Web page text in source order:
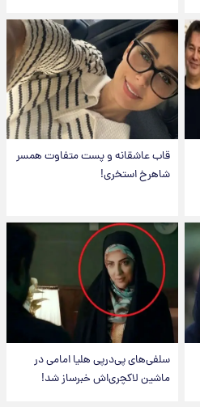
قاب عاشقانه و پست متفاوت همسر
شاهرخ استخری!
سلفی‌های پی‌درپی هلیا امامی در
ماشین لاکچری‌اش خبرساز شد!